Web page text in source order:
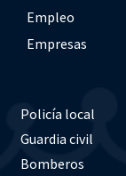
Empleo
Empresas
Policía local
Guardia civil
Bomberos